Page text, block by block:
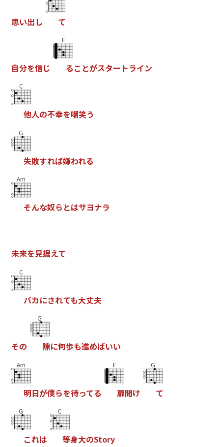
思い出し て
自分を信じ
F
るこ とがスター トライン
C
他人の不幸を嘲笑う
G
失敗すれば嫌われる
Am
そんな奴ら とはサヨナラ
未来を見据えて
C
バカにされても大丈夫
その
G
隙に何歩も進めばいい
Am
明日が僕らを待ってる
F
扉開け
G
て
G
これは
C
等身大のStory